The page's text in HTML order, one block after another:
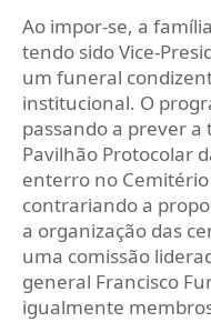
Ao impor-se, a
tendo sido Vice-
um funeral
institucional. O
passando a prever
Pavilhão Protocolar
enterro no Cemitério
contrariando a
a organização das
uma comissão
general Francisco
igualmente